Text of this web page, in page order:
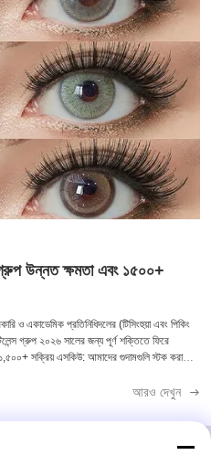
উন্নত ক্ষমতা এবং ১৫০০+
ও একাডেমিক প্রতিনিধিদলের (টিসিংহুয়া এবং পিকিং
গ্রুপ ২০২৬ সালের জন্য পূর্ণ শক্তিতে ফিরে
সক্রিয় এসকিউ: আমাদের গুদামগুলি স্টক করা
আরও দেখুন